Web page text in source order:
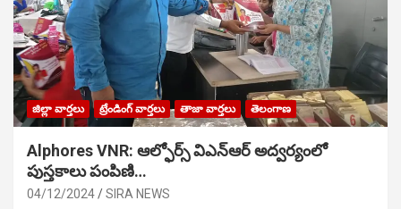
జిల్లా వార్తలు ట్రేండింగ్ వార్తలు తాజా వార్తలు తెలంగాణ
Alphores VNR: ఆల్ఫోర్స్ విఎన్ఆర్ అద్వర్యంలో
పుస్తకాలు పంపిణి…
04/12/2024 SIRA NEWS